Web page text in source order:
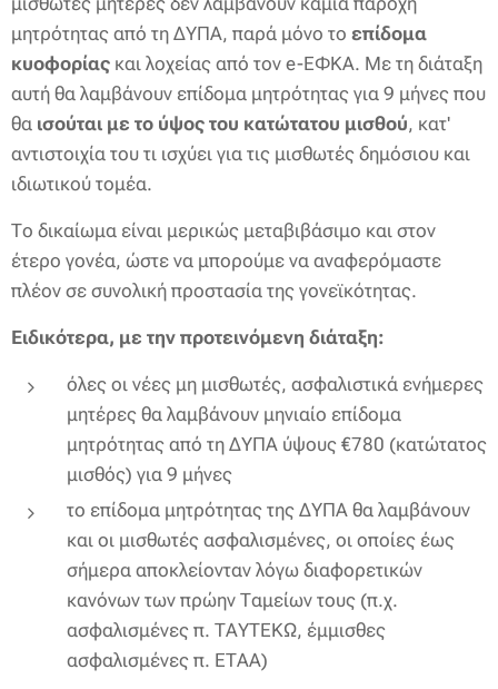
μητρότητας από τη ΔΥΠΑ, παρά μόνο το επίδομα
κυοφορίας και λοχείας από τον e-ΕΦΚΑ. Με τη διάταξη
αυτή θα λαμβάνουν επίδομα μητρότητας για 9 μήνες που
θα ισούται με το ύψος του κατώτατου μισθού, κατ'
αντιστοιχία του τι ισχύει για τις μισθωτές δημόσιου και
ιδιωτικού τομέα.
Το δικαίωμα είναι μερικώς μεταβιβάσιμο και στον
έτερο γονέα, ώστε να μπορούμε να αναφερόμαστε
πλέον σε συνολική προστασία της γονεϊκότητας.
Ειδικότερα, με την προτεινόμενη διάταξη:
όλες οι νέες μη μισθωτές, ασφαλιστικά ενήμερες
μητέρες θα λαμβάνουν μηνιαίο επίδομα
μητρότητας από τη ΔΥΠΑ ύψους €780 (κατώτατος
μισθός) για 9 μήνες
το επίδομα μητρότητας της ΔΥΠΑ θα λαμβάνουν
και οι μισθωτές ασφαλισμένες, οι οποίες έως
σήμερα αποκλείονταν λόγω διαφορετικών
κανόνων των πρώην Ταμείων τους (π.χ.
ασφαλισμένες π. ΤΑΥΤΕΚΩ, έμμισθες
ασφαλισμένες π. ΕΤΑΑ)